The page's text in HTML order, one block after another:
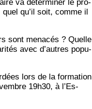
va déter­mi­ner le pro­
qu’il soit, comme il
sont mena­cés ? Quelle
avec d’autres popu­
lors de la for­ma­tion
19h30, à l’Es­